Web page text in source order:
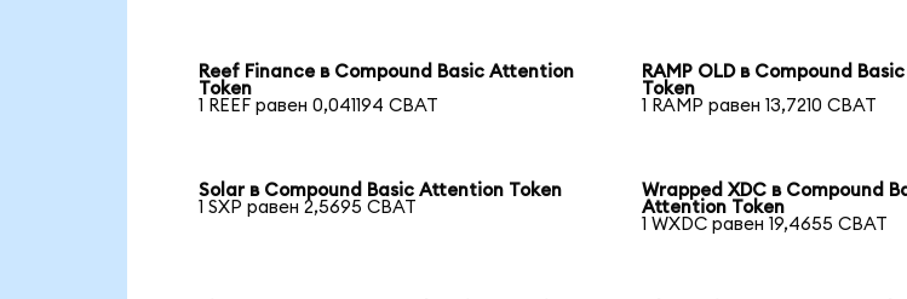
Reef Finance в Compound Basic Attention
Token
1 REEF равен 0,041194 CBAT
RAMP OLD в Compound
Token
1 RAMP равен 13,7210 CBAT
Solar в Compound Basic Attention Token
1 SXP равен 2,5695 CBAT
Wrapped XDC в Compound
Attention Token
1 WXDC равен 19,4655 CBAT